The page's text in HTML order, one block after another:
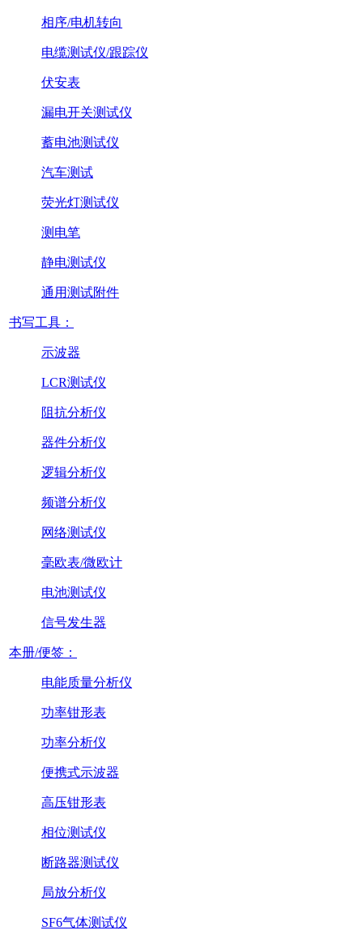
相序/电机转向
电缆测试仪/跟踪仪
伏安表
漏电开关测试仪
蓄电池测试仪
汽车测试
荧光灯测试仪
测电笔
静电测试仪
通用测试附件
书写工具：
示波器
LCR测试仪
阻抗分析仪
器件分析仪
逻辑分析仪
频谱分析仪
网络测试仪
毫欧表/微欧计
电池测试仪
信号发生器
本册/便签：
电能质量分析仪
功率钳形表
功率分析仪
便携式示波器
高压钳形表
相位测试仪
断路器测试仪
局放分析仪
SF6气体测试仪